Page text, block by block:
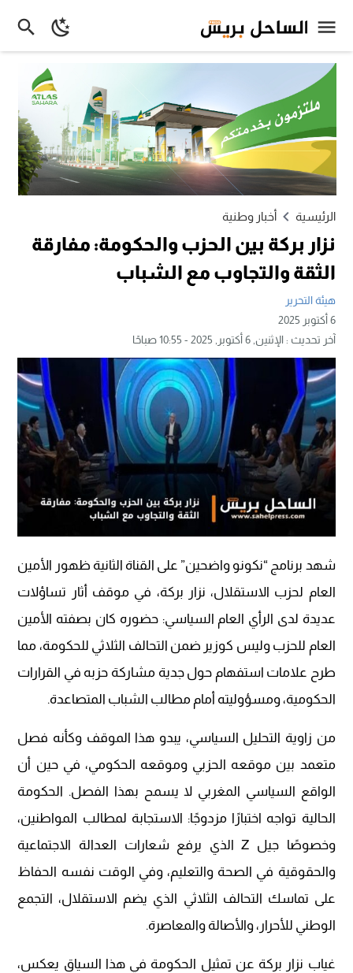
الرئيسية أخبار وطنية
نزار بركة بين الحزب والحكومة: مفارقة
الثقة والتجاوب مع الشباب
هيئة التحرير
6 أكتوبر 2025
آخر تحديث :الإثنين, 6 أكتوبر, 2025 - 10:55 صباحًا
شهد برنامج “نكونو واضحين” على القناة الثانية ظهور الأمين
العام لحزب الاستقلال، نزار بركة، في موقف أثار تساؤلات
عديدة لدى الرأي العام السياسي: حضوره كان بصفته الأمين
العام للحزب وليس كوزير ضمن التحالف الثلاثي للحكومة، مما
طرح علامات استفهام حول جدية مشاركة حزبه في القرارات
الحكومية، ومسؤوليته أمام مطالب الشباب المتصاعدة.
من زاوية التحليل السياسي، يبدو هذا الموقف وكأنه فصل
متعمد بين موقعه الحزبي وموقعه الحكومي، في حين أن
الواقع السياسي المغربي لا يسمح بهذا الفصل. الحكومة
الحالية تواجه اختبارًا مزدوجًا: الاستجابة لمطالب المواطنين،
وخصوصًا جيل Z الذي يرفع شعارات العدالة الاجتماعية
والحقوقية في الصحة والتعليم، وفي الوقت نفسه الحفاظ
على تماسك التحالف الثلاثي الذي يضم الاستقلال، التجمع
الوطني للأحرار، والأصالة والمعاصرة.
غياب نزار بركة عن تمثيل الحكومة في هذا السياق يعكس،